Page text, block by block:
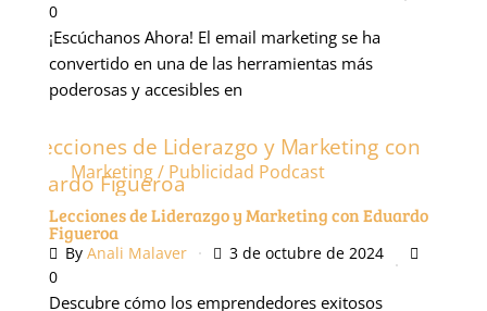
0
¡Escúchanos Ahora! El email marketing se ha
convertido en una de las herramientas más
poderosas y accesibles en
Marketing / Publicidad Podcast
Lecciones de Liderazgo y Marketing con Eduardo
Figueroa
By Anali Malaver
3 de octubre de 2024
0
Descubre cómo los emprendedores exitosos